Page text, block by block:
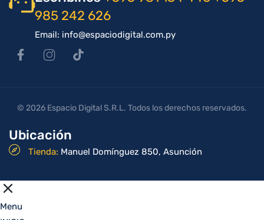
985 242 626
Email: info@espaciodigital.com.py
Ubicación
Tienda: Manuel Domínguez 850, Asunción
© 2026 Espacio Digital S.R.L. Todos los derechos reservados.
Menu